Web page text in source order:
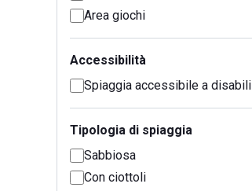
Area giochi
Accessibilità
Spiaggia accessibile a disabili
Tipologia di spiaggia
Sabbiosa
Con ciottoli